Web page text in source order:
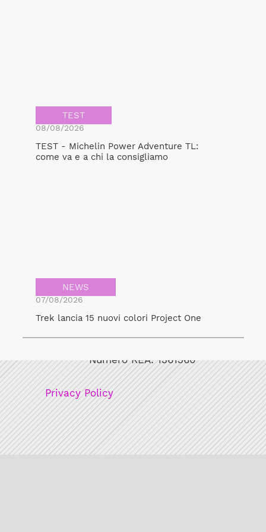
TEST
08/08/2026
TEST - Michelin Power Adventure TL:
come va e a chi la consigliamo
NEWS
07/08/2026
Trek lancia 15 nuovi colori Project One
Numero REA: 1361360
Privacy Policy